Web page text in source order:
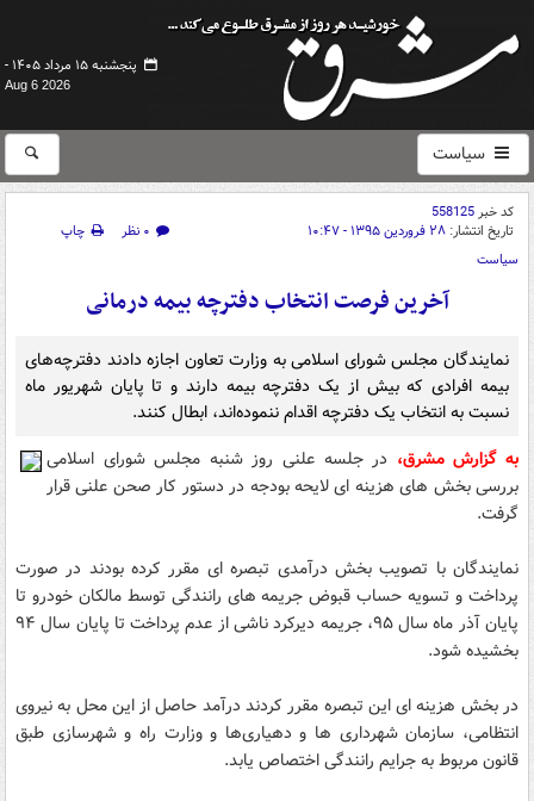
پنجشنبه ۱۵ مرداد ۱۴۰۵ -
Aug 6 2026
سیاست
کد خبر558125
تاریخ انتشار: ۲۸ فروردین ۱۳۹۵ - ۱۰:۴۷ ۰ نظر
چاپ
سیاست
آخرین فرصت انتخاب دفترچه بیمه درمانی
نمایندگان مجلس شورای اسلامی به وزارت تعاون اجازه دادند دفترچه‌های
بیمه افرادی که بیش از یک دفترچه بیمه دارند و تا پایان شهریور ماه
نسبت به انتخاب یک دفترچه اقدام ننموده‌اند، ابطال کنند.
به گزارش مشرق، در جلسه علنی روز شنبه مجلس شورای اسلامی
بررسی بخش های هزینه ای لایحه بودجه در دستور کار صحن علنی قرار
گرفت.
نمایندگان با تصویب بخش درآمدی تبصره ای مقرر کرده بودند در صورت
پرداخت و تسویه حساب قبوض جریمه های رانندگی توسط مالکان خودرو تا
پایان آذر ماه سال ۹۵، جریمه دیرکرد ناشی از عدم پرداخت تا پایان سال ۹۴
بخشیده شود.
در بخش هزینه ای این تبصره مقرر کردند درآمد حاصل از این محل به نیروی
انتظامی، سازمان شهرداری ها و دهیاری‌ها و وزارت راه و شهرسازی طبق
قانون مربوط به جرایم رانندگی اختصاص یابد.